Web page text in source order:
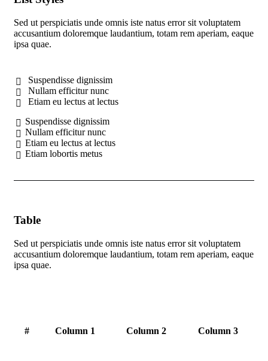
Sed ut perspiciatis unde omnis iste natus error sit voluptatem
accusantium doloremque laudantium, totam rem aperiam, eaque
ipsa quae.
Suspendisse dignissim
Nullam efficitur nunc
Etiam eu lectus at lectus
Suspendisse dignissim
Nullam efficitur nunc
Etiam eu lectus at lectus
Etiam lobortis metus
Table
Sed ut perspiciatis unde omnis iste natus error sit voluptatem
accusantium doloremque laudantium, totam rem aperiam, eaque
ipsa quae.
# Column 1 Column 2 Column 3